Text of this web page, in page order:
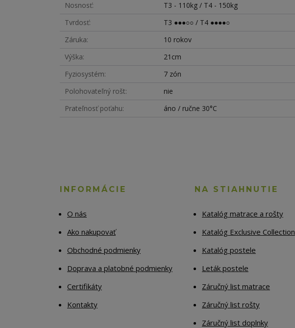
Nosnosť
T3 - 110kg / T4 - 150kg
Tvrdosť
T3 ●●●○○ / T4 ●●●●○
Záruka
10 rokov
Výška
21cm
Fyziosystém
7 zón
Polohovateľný rošt
nie
Prateľnosť poťahu
áno / ručne 30°C
INFORMÁCIE
O nás
Ako nakupovať
Obchodné podmienky
Doprava a platobné podmienky
Certifikáty
Kontakty
NA STIAHNUTIE
Katalóg matrace a rošty
Katalóg Exclusive Collection
Katalóg postele
Leták postele
Záručný list matrace
Záručný list rošty
Záručný list doplnky